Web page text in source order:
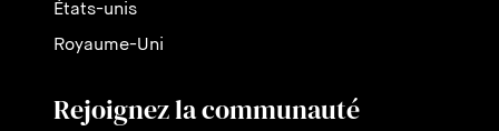
États-unis
Royaume-Uni
Rejoignez la communauté